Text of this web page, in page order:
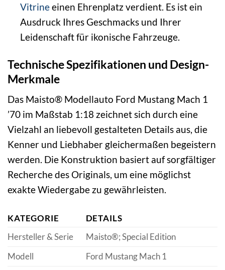
Vitrineeinen Ehrenplatz verdient. Es ist ein
Ausdruck Ihres Geschmacks und Ihrer
Leidenschaft für ikonische Fahrzeuge.
Technische Spezifikationen und Design-
Merkmale
Das Maisto® Modellauto Ford Mustang Mach 1
’70 im Maßstab 1:18 zeichnet sich durch eine
Vielzahl an liebevoll gestalteten Details aus, die
Kenner und Liebhaber gleichermaßen begeistern
werden. Die Konstruktion basiert auf sorgfältiger
Recherche des Originals, um eine möglichst
exakte Wiedergabe zu gewährleisten.
KATEGORIE
DETAILS
Hersteller & Serie
Maisto®; Special Edition
Modell
Ford Mustang Mach 1